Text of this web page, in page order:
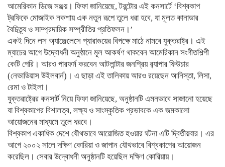
আমেরিকান ডিজে সঞ্জয়। ফিফা জানিয়েছে, টরন্টোর এই কনসার্টে ‘বিশ্বকাপ
ট্রফিকে মোজাইক নকশায় এক নতুন রূপে তুলে ধরা হবে, যা মূলত কানাডার
বৈচিত্র্য ও সাম্প্রদায়িক সম্প্রীতির প্রতিফলন।’
একই দিনে লস অ্যাঞ্জেলেসে প্যারাগুয়ের বিপক্ষে মাঠে নামবে যুক্তরাষ্ট্র। এই
ম্যাচের আগে উদ্বোধনী অনুষ্ঠানে মূল আকর্ষণ থাকবেন আমেরিকান সংগীতশিল্পী
কেটি পেরি। আরও পারফর্ম করবেন আটলান্টার জনপ্রিয় র‍্যাপার ফিউচার
(নেভাডিয়াস উইলবার্ন)। এ ছাড়া এই তালিকায় আরও রয়েছেন আনিস্তা, লিসা,
রেমা ও টাইলা।
যুক্তরাষ্ট্রের কনসার্ট নিয়ে ফিফা জানিয়েছে, অনুষ্ঠানটি এমনভাবে সাজানো হয়েছে
যা বিশ্বকাপের বিশালত্ব, লক্ষ্য ও সাংস্কৃতিক প্রভাবকে এক জমকালো
আয়োজনের মাধ্যমে তুলে ধরবে।
বিশ্বকাপ একাধিক দেশে যৌথভাবে আয়োজিত হওয়ার ঘটনা এটি দ্বিতীয়বার। এর
আগে ২০০২ সালে দক্ষিণ কোরিয়া ও জাপান যৌথভাবে বিশ্বকাপের আয়োজন
করেছিল। সেবার উদ্বোধনী অনুষ্ঠানটি হয়েছিল দক্ষিণ কোরিয়ায়।